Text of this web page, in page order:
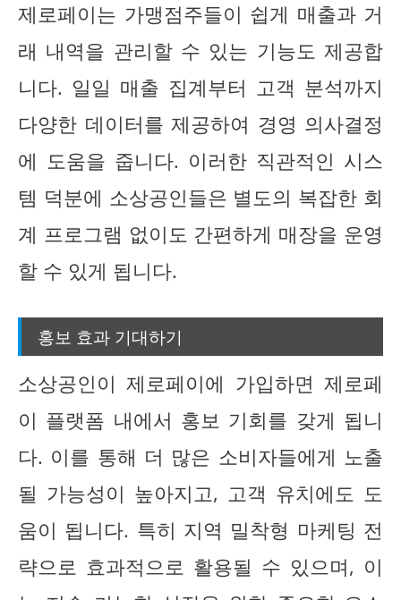
제로페이는 가맹점주들이 쉽게 매출과 거
래 내역을 관리할 수 있는 기능도 제공합
니다. 일일 매출 집계부터 고객 분석까지
다양한 데이터를 제공하여 경영 의사결정
에 도움을 줍니다. 이러한 직관적인 시스
템 덕분에 소상공인들은 별도의 복잡한 회
계 프로그램 없이도 간편하게 매장을 운영
할 수 있게 됩니다.
홍보 효과 기대하기
소상공인이 제로페이에 가입하면 제로페
이 플랫폼 내에서 홍보 기회를 갖게 됩니
다. 이를 통해 더 많은 소비자들에게 노출
될 가능성이 높아지고, 고객 유치에도 도
움이 됩니다. 특히 지역 밀착형 마케팅 전
략으로 효과적으로 활용될 수 있으며, 이